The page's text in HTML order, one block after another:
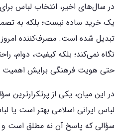
در سال‌های اخیر، انتخاب لباس
یک خرید ساده نیست؛ بلکه به
تبدیل شده است. مصرف‌کننده
نگاه نمی‌کند؛ بلکه کیفیت، دوام،
حتی هویت فرهنگی برایش اهمیت
در این میان، یکی از پرتکرارترین
لباس ایرانی اسلامی بهتر است یا
سؤالی که پاسخ آن نه مطلق است و